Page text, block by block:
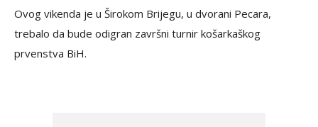
Ovog vikenda je u Širokom Brijegu, u dvorani Pecara,
trebalo da bude odigran završni turnir košarkaškog
prvenstva BiH.